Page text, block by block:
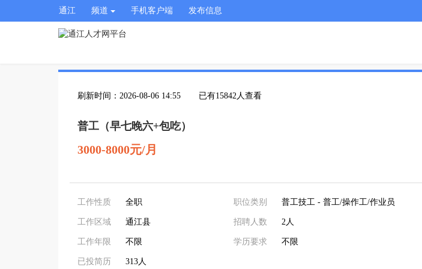
通江 频道 手机客户端 发布信息
刷新时间：2026-08-06 14:55 已有15842人查看
普工（早七晚六+包吃）
3000-8000元/月
工作性质 全职
工作区域 通江县
工作年限 不限
已投简历 313人
职位类别 普工技工 - 普工/操作工/作业员
招聘人数 2人
学历要求 不限